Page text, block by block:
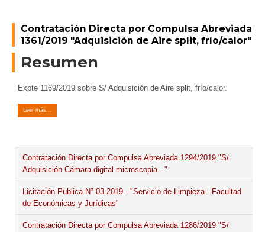
Contratación Directa por Compulsa Abreviada
1361/2019 "Adquisición de Aire split, frío/calor"
Resumen
Expte 1169/2019 sobre S/ Adquisición de Aire split, frío/calor.
Leer más...
Contratación Directa por Compulsa Abreviada 1294/2019 "S/
Adquisición Cámara digital microscopia..."
Licitación Publica Nº 03-2019 - "Servicio de Limpieza - Facultad
de Económicas y Jurídicas"
Contratación Directa por Compulsa Abreviada 1286/2019 "S/